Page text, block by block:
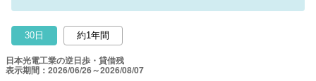
30日 約1年間